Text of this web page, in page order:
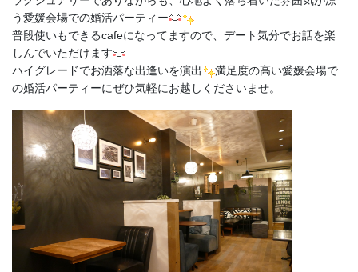
う愛媛会場での婚活パーティー
普段使いもできるcafeになってますので、デート気分でお話を楽
しんでいただけます
ハイグレードでお洒落な出逢いを演出
満足度の高い愛媛会場で
の婚活パーティーにぜひ気軽にお越しくださいませ。